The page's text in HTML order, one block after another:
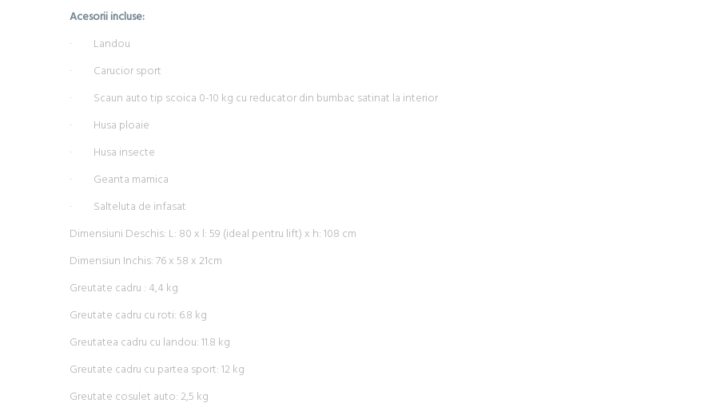
Acesorii incluse:
· Landou
· Carucior sport
· Scaun auto tip scoica 0-10 kg cu reducator din bumbac satinat la interior
· Husa ploaie
· Husa insecte
· Geanta mamica
· Salteluta de infasat
Dimensiuni Deschis: L: 80 x l: 59 (ideal pentru lift) x h: 108 cm
Dimensiun Inchis: 76 x 58 x 21cm
Greutate cadru : 4,4 kg
Greutate cadru cu roti: 6.8 kg
Greutatea cadru cu landou: 11.8 kg
Greutate cadru cu partea sport: 12 kg
Greutate cosulet auto: 2,5 kg